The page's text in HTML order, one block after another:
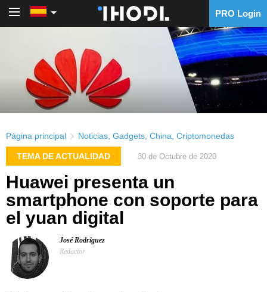
PRO Login
Página principal Noticias Gadgets China Criptomonedas
TEMA DE ACTUALIDAD 30 de Octubre de 2020
Huawei presenta un
smartphone con soporte para
el yuan digital
José Rodríguez
Redactor